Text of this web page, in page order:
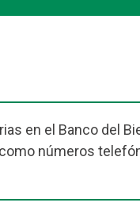
en el Banco del
números